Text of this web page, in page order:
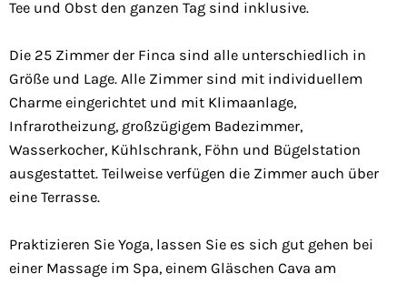
Tee und Obst den ganzen Tag sind inklusive.
Die 25 Zimmer der Finca sind alle unterschiedlich in
Größe und Lage. Alle Zimmer sind mit individuellem
Charme eingerichtet und mit Klimaanlage,
Infrarotheizung, großzügigem Badezimmer,
Wasserkocher, Kühlschrank, Föhn und Bügelstation
ausgestattet. Teilweise verfügen die Zimmer auch über
eine Terrasse.
Praktizieren Sie Yoga, lassen Sie es sich gut gehen bei
einer Massage im Spa, einem Gläschen Cava am